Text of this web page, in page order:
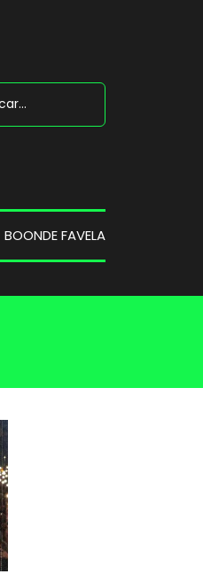
BOONDE FAVELA